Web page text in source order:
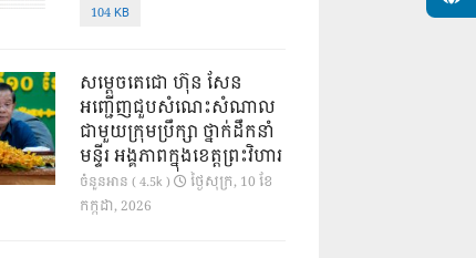
104 KB
សម្តេចតេជោ ហ៊ុន សែន
អញ្ជើញជួបសំណេះសំណាល
ជាមួយក្រុមប្រឹក្សា ថ្នាក់ដឹកនាំ
មន្ទីរ អង្គភាពក្នុងខេត្តព្រះវិហារ
ចំនួនអាន ( 4.5k )
ថ្ងៃ​សុក្រ, 10 ខែ​
កក្កដា, 2026